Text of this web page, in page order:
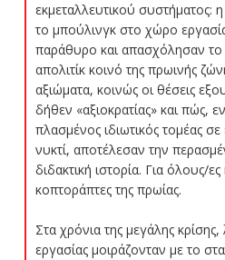
εκμεταλλευτικού συστήματος:
το μπούλινγκ στο χώρο
παράθυρο και απασχόλησαν
απολιτίκ κοινό της πρωινής
αξιώματα, κοινώς οι θέσεις
δήθεν «αξιοκρατίας» και πώς,
πλασμένος ιδιωτικός τομέας
νυκτί, αποτέλεσαν την
διδακτική ιστορία. Για όλους/
κοπτοράπτες της πρωίας.
Στα χρόνια της μεγάλης
εργασίας μοιράζονταν με το